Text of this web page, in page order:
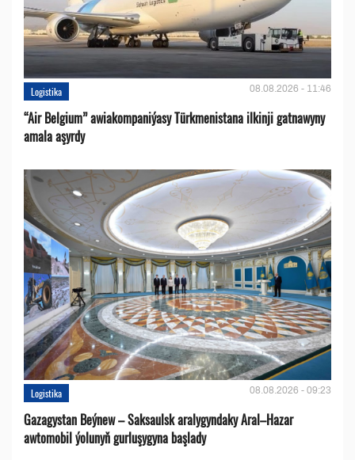
Logistika 08.08.2026 - 11:46
“Air Belgium” awiakompaniýasy Türkmenistana ilkinji gatnawyny
amala aşyrdy
Logistika 08.08.2026 - 09:23
Gazagystan Beýnew – Saksaulsk aralygyndaky Aral–Hazar
awtomobil ýolunyň gurluşygyna başlady